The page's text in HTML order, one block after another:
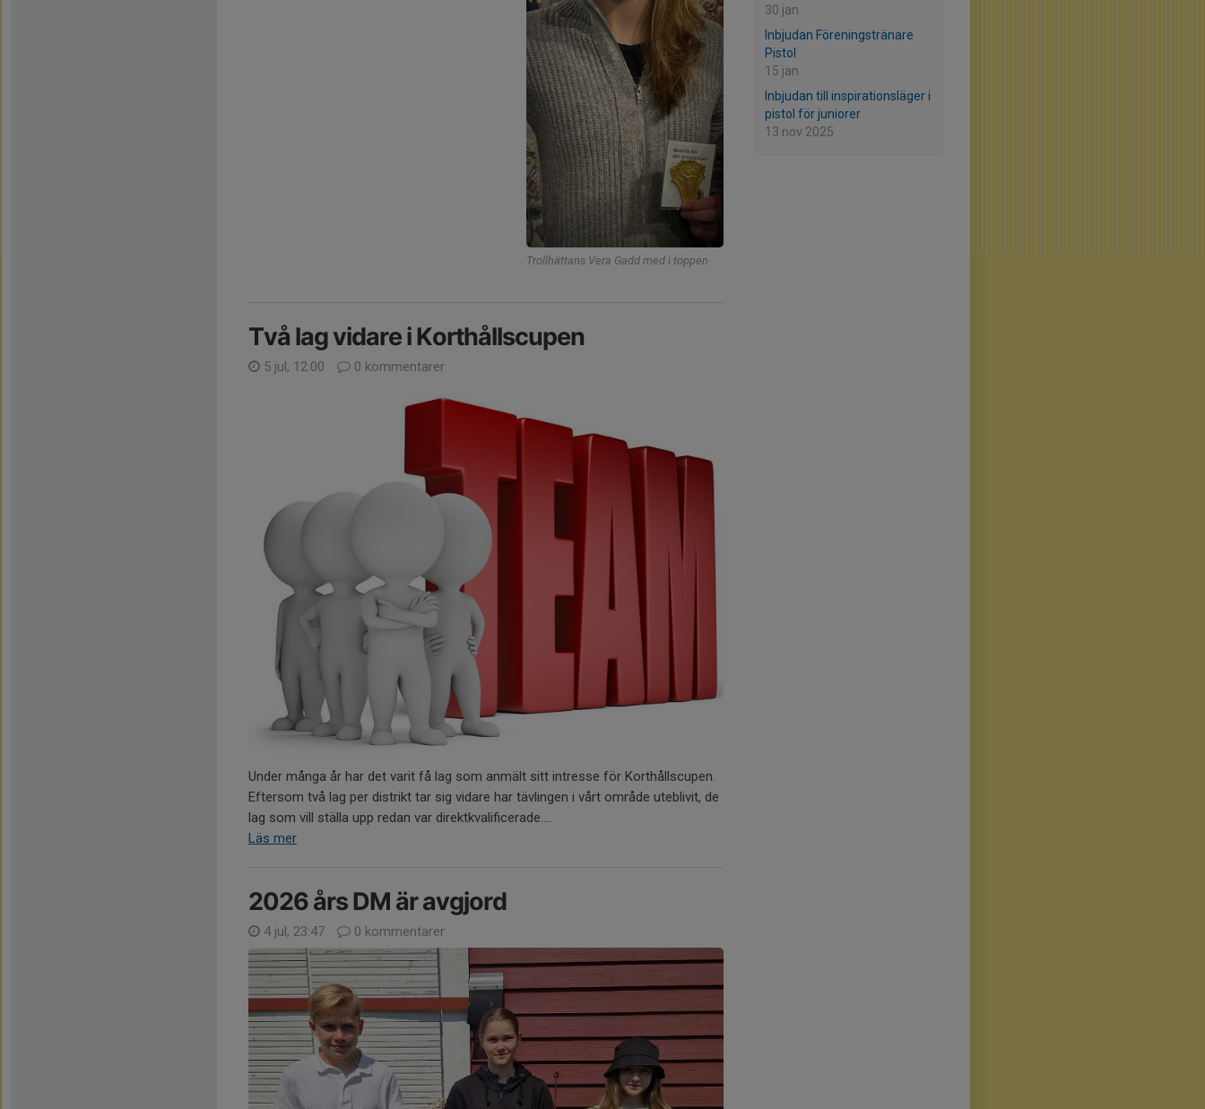
30 jan
Inbjudan Föreningstränare
Pistol
15 jan
Inbjudan till inspirationsläger i
pistol för juniorer
13 nov 2025
Trollhättans Vera Gadd med i toppen
Två lag vidare i Korthållscupen
5 jul, 12:00 0 kommentarer
Under många år har det varit få lag som anmält sitt intresse för Korthållscupen.
Eftersom två lag per distrikt tar sig vidare har tävlingen i vårt område uteblivit, de
lag som vill ställa upp redan var direktkvalificerade....
Läs mer
2026 års DM är avgjord
4 jul, 23:47 0 kommentarer